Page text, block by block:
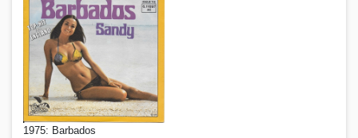
1975: Barbados